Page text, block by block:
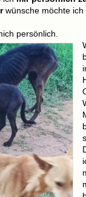
wünsche möchte ich
persönlich.